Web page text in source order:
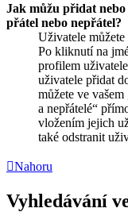
Jak můžu přidat nebo
přátel nebo nepřátel?
Uživatele můžete
Po kliknutí na
profilem
uživatele přidat
můžete ve
a nepřátelé“
vložením jejich
také odstranit
Nahoru
Vyhledávání